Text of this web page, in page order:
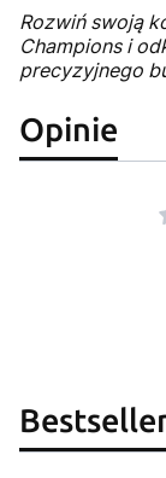
Rozwiń swoją
Champions i
precyzyjnego
Opinie